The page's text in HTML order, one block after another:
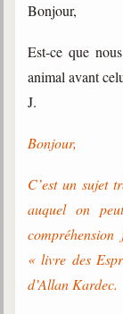
Bonjour,
Est-ce que
animal avant
J.
Bonjour,
C’est un sujet
auquel on
« livre des
d’Allan Kardec.